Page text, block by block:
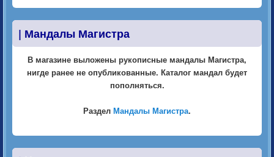
| Мандалы Магистра
В магазине выложены рукописные мандалы Магистра,
нигде ранее не опубликованные. Каталог мандал будет
пополняться.
Раздел Мандалы Магистра.